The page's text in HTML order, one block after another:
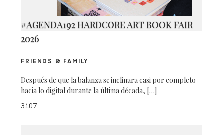
#AGENDA192 HARDCORE ART BOOK FAIR
2026
FRIENDS & FAMILY
Después de que la balanza se inclinara casi por completo
hacia lo digital durante la última década, […]
3107